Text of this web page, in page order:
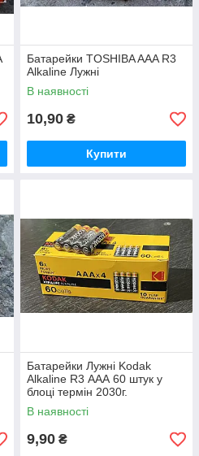
Батарейки TOSHIBA AAA R3
Alkaline Лужні
В наявності
10,90 ₴
Купити
Батарейки Лужні Kodak
Alkaline R3 ААА 60 штук у
блоці термін 2030г.
В наявності
9,90 ₴